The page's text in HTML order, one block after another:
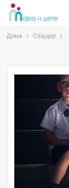
Дома Слајдер